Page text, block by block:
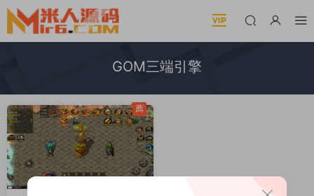
GOM三端引擎
薦